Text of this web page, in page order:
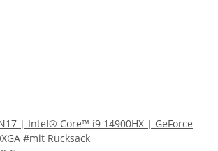
| Intel® Core™ i9 14900HX | GeForce
#mit Rucksack